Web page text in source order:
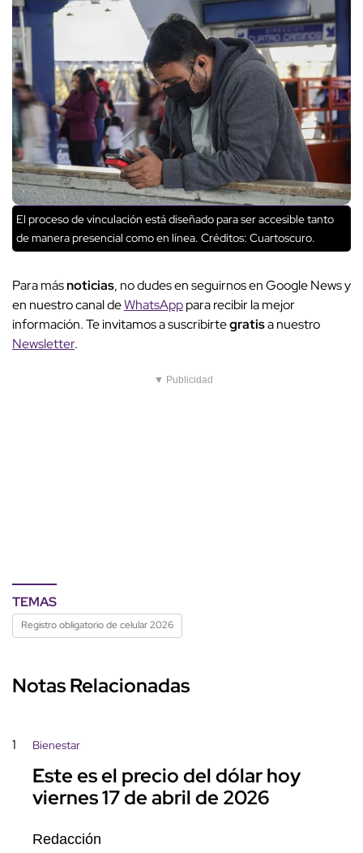
El proceso de vinculación está diseñado para ser accesible tanto
de manera presencial como en línea. Créditos: Cuartoscuro.
Para másnoticias, no dudes en seguirnos en Google News y
en nuestro canal deWhatsApppara recibir la mejor
información. Te invitamos a suscribirtegratisa nuestro
Newsletter.
▼ Publicidad
TEMAS
Registro obligatorio de celular 2026
Notas Relacionadas
1 Bienestar
Este es el precio del dólar hoy
viernes 17 de abril de 2026
Redacción